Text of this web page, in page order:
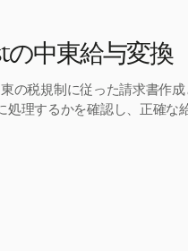
の中東給与変換
の税規制に従った請求書作
処理するかを確認し、正確な